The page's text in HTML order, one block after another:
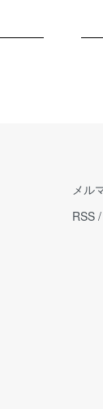
メル
RSS /